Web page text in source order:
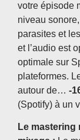
votre épisode
niveau
parasites et
et l’audio est
optimale sur
plateformes.
autour de… -
(Spotify) à un
Le mastering